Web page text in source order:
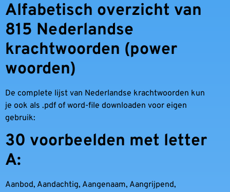
Alfabetisch overzicht van
815 Nederlandse
krachtwoorden (power
woorden)
De complete lijst van Nederlandse krachtwoorden kun
je ook als .pdf of word-file downloaden voor eigen
gebruik:
30 voorbeelden met letter
A:
Aanbod, Aandachtig, Aangenaam, Aangrijpend,